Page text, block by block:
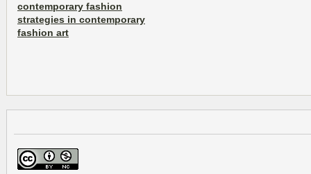
contemporary fashion
strategies in contemporary
fashion art